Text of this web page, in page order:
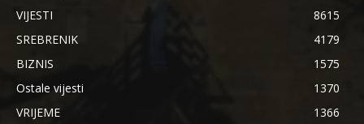
VIJESTI
8615
SREBRENIK
4179
BIZNIS
1575
Ostale vijesti
1370
VRIJEME
1366